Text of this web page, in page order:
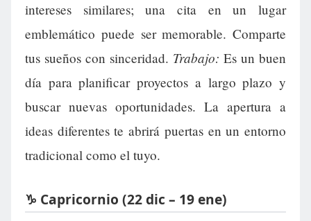
intereses similares; una cita en un lugar
emblemático puede ser memorable. Comparte
tus sueños con sinceridad. Trabajo: Es un buen
día para planificar proyectos a largo plazo y
buscar nuevas oportunidades. La apertura a
ideas diferentes te abrirá puertas en un entorno
tradicional como el tuyo.
♑ Capricornio (22 dic – 19 ene)